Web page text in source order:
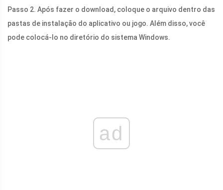
Passo 2. Após fazer o download, coloque o arquivo dentro das
pastas de instalação do aplicativo ou jogo. Além disso, você
pode colocá-lo no diretório do sistema Windows.
ad